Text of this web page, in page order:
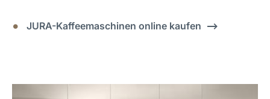
JURA-Kaffeemaschinen online kaufen